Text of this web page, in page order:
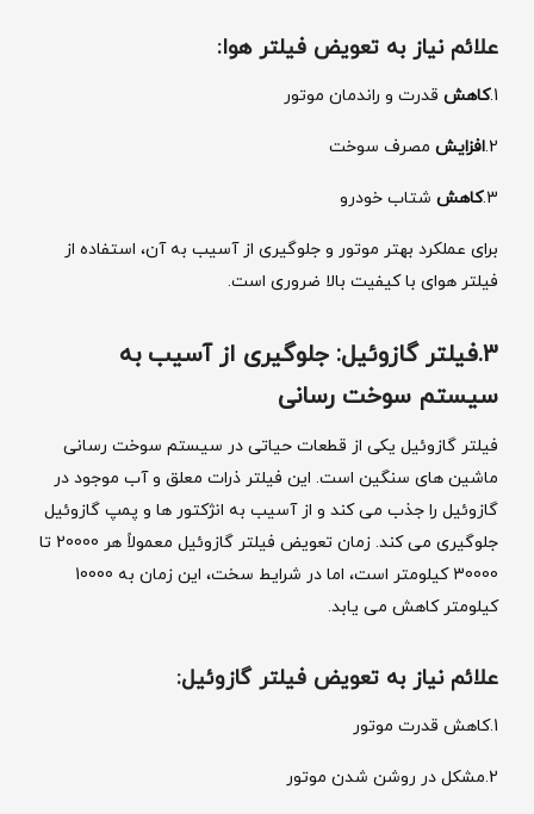
علائم نیاز به تعویض فیلتر هوا:
1. کاهش قدرت و راندمان موتور
2. افزایش مصرف سوخت
3. کاهش شتاب خودرو
برای عملکرد بهتر موتور و جلوگیری از آسیب به آن، استفاده از
فیلتر هوای با کیفیت بالا ضروری است.
3.فیلتر گازوئیل: جلوگیری از آسیب به
سیستم سوخت ‌رسانی
فیلتر گازوئیل یکی از قطعات حیاتی در سیستم سوخت ‌رسانی
ماشین‌ های سنگین است. این فیلتر ذرات معلق و آب موجود در
گازوئیل را جذب می‌ کند و از آسیب به انژکتور ها و پمپ گازوئیل
جلوگیری می‌ کند. زمان تعویض فیلتر گازوئیل معمولاً هر 20000 تا
30000 کیلومتر است، اما در شرایط سخت، این زمان به 10000
کیلومتر کاهش می ‌یابد.
علائم نیاز به تعویض فیلتر گازوئیل:
1.کاهش قدرت موتور
2.مشکل در روشن شدن موتور